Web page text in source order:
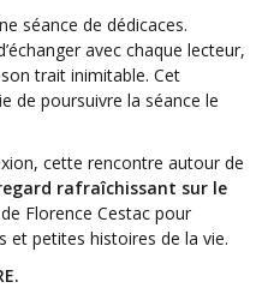
séance de dédicaces.
avec chaque lecteur,
trait inimitable. Cet
de poursuivre la séance le
cette rencontre autour de
rafraîchissant sur le
Florence Cestac pour
et petites histoires de la vie.